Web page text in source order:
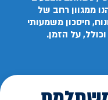
ממגוון רחב של
חיסכון משמעותי
על הזמן.